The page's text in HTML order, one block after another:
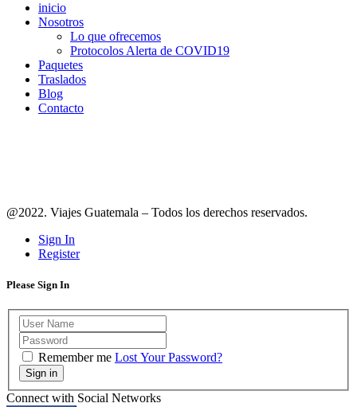
inicio
Nosotros
Lo que ofrecemos
Protocolos Alerta de COVID19
Paquetes
Traslados
Blog
Contacto
@2022. Viajes Guatemala – Todos los derechos reservados.
Sign In
Register
Please Sign In
Remember me Lost Your Password?
Sign in
Connect with Social Networks